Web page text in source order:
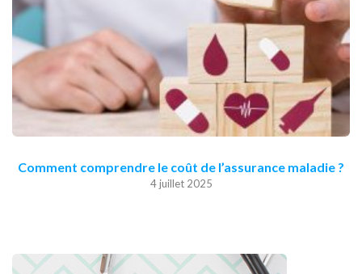
Comment comprendre le coût de l’assurance maladie ?
4 juillet 2025